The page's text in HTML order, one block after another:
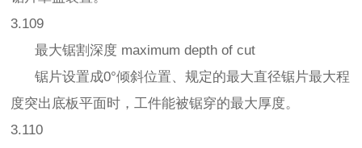
3.109
最大锯割深度 maximum depth of cut
锯片设置成0°倾斜位置、规定的最大直径锯片最大程
度突出底板平面时，工件能被锯穿的最大厚度。
3.110